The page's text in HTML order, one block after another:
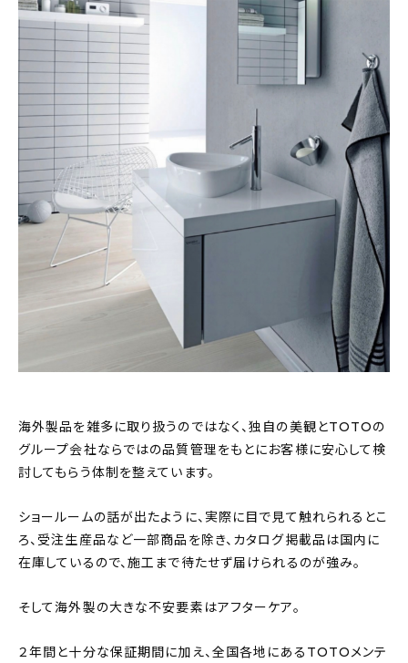
海外製品を雑多に取り扱うのではなく、独自の美観とTOTOの
グループ会社ならではの品質管理をもとにお客様に安心して検
討してもらう体制を整えています。
ショールームの話が出たように、実際に目で見て触れられるとこ
ろ、受注生産品など一部商品を除き、カタログ掲載品は国内に
在庫しているので、施工まで待たせず届けられるのが強み。
そして海外製の大きな不安要素はアフターケア。
２年間と十分な保証期間に加え、全国各地にあるTOTOメンテ